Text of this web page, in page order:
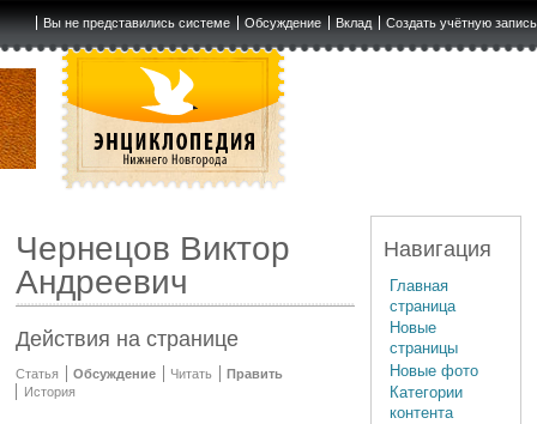
Вы не представились системе Обсуждение Вклад Создать учётную запись
Чернецов Виктор
Андреевич
Действия на странице
Статья Обсуждение Читать
Править
История
Навигация
Главная
страница
Новые
страницы
Новые фото
Категории
контента